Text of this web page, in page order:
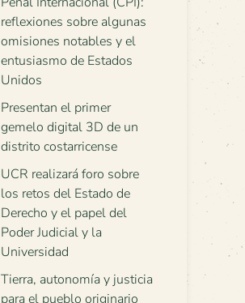
reflexiones sobre algunas
omisiones notables y el
entusiasmo de Estados
Unidos
Presentan el primer
gemelo digital 3D de un
distrito costarricense
UCR realizará foro sobre
los retos del Estado de
Derecho y el papel del
Poder Judicial y la
Universidad
Tierra, autonomía y justicia
para el pueblo originario